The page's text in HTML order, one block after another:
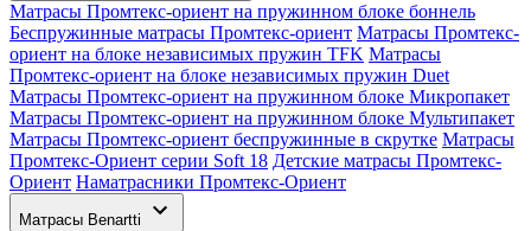
Матрасы Промтекс-ориент на пружинном блоке боннель
Беспружинные матрасы Промтекс-ориент Матрасы Промтекс-
ориент на блоке независимых пружин TFK Матрасы
Промтекс-ориент на блоке независимых пружин Duet
Матрасы Промтекс-ориент на пружинном блоке Микропакет
Матрасы Промтекс-ориент на пружинном блоке Мультипакет
Матрасы Промтекс-ориент беспружинные в скрутке Матрасы
Промтекс-Ориент серии Soft 18 Детские матрасы Промтекс-
Ориент Наматрасники Промтекс-Ориент
Матрасы Benartti